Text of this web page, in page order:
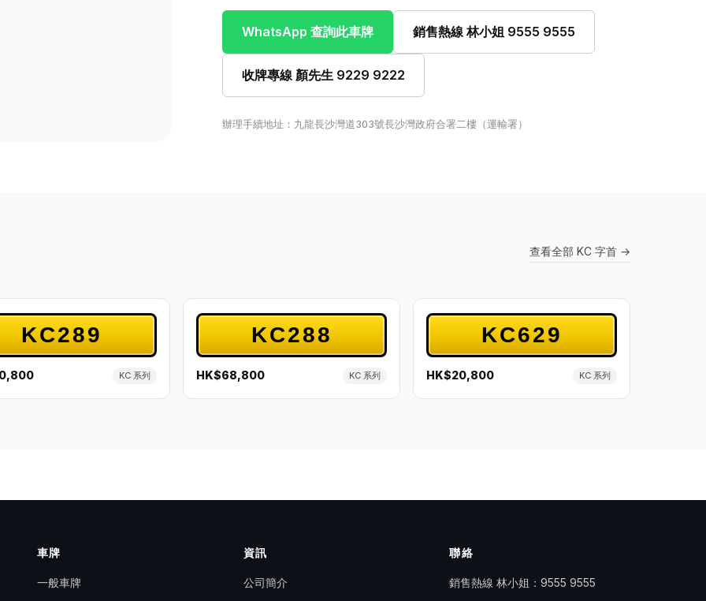
WhatsApp 查詢此車牌 銷售熱線 林小姐 9555 9555
收牌專線 顏先生 9229 9222
辦理手續地址：九龍長沙灣道303號長沙灣政府合署二樓（運輸署）
查看全部 KC 字首 →
KC289
KC 系列
KC288
HK$68,800 KC 系列
KC629
HK$20,800 KC 系列
車牌
一般車牌
資訊
公司簡介
聯絡
銷售熱線 林小姐：9555 9555